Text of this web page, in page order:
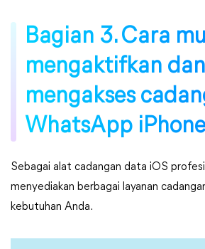
Bagian 3. Cara
mengaktifkan dan
mengakses
WhatsApp iPhone
Sebagai alat cadangan data iOS
menyediakan berbagai layanan
kebutuhan Anda.